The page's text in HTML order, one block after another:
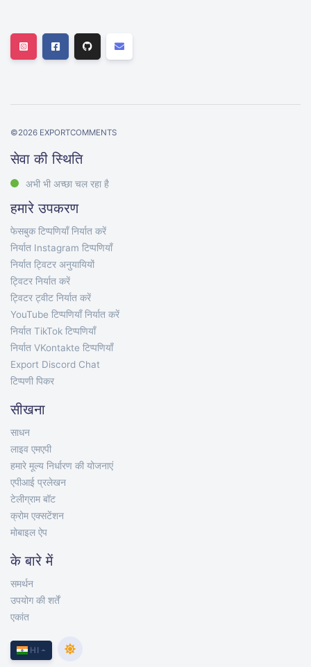
©2026 EXPORTCOMMENTS
सेवा की स्थिति
अभी भी अच्छा चल रहा है
हमारे उपकरण
फेसबुक टिप्पणियाँ निर्यात करें
निर्यात Instagram टिप्पणियाँ
निर्यात ट्विटर अनुयायियों
ट्विटर निर्यात करें
ट्विटर ट्वीट निर्यात करें
YouTube टिप्पणियाँ निर्यात करें
निर्यात TikTok टिप्पणियाँ
निर्यात VKontakte टिप्पणियाँ
Export Discord Chat
टिप्पणी पिकर
सीखना
साधन
लाइव एमएपी
हमारे मूल्य निर्धारण की योजनाएं
एपीआई प्रलेखन
टेलीग्राम बॉट
क्रोम एक्सटेंशन
मोबाइल ऐप
के बारे में
समर्थन
उपयोग की शर्तें
एकांत
HI